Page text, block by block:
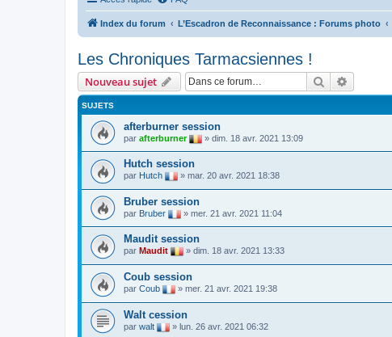
Index du forum L’Escadron de Reconnaissance : Forums photo
Les Chroniques Tarmacsiennes !
Nouveau sujet Rechercher
SUJETS
afterburner session
par afterburner » dim. 18 avr. 2021 13:09
Hutch session
par Hutch » mar. 20 avr. 2021 18:38
Bruber session
par Bruber » mer. 21 avr. 2021 11:04
Maudit session
par Maudit » dim. 18 avr. 2021 13:33
Coub session
par Coub » mer. 21 avr. 2021 19:38
Walt cession
par walt » lun. 26 avr. 2021 06:32